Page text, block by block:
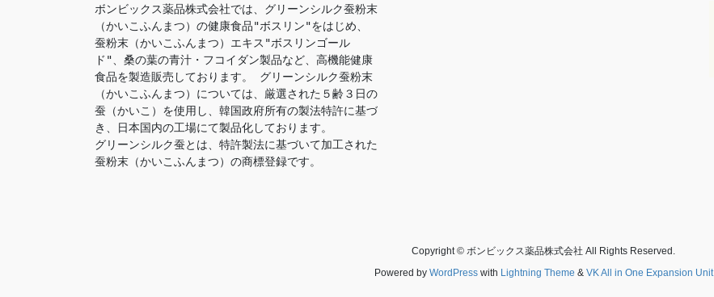
ボンビックス薬品株式会社では、グリーンシルク蚕粉末
（かいこふんまつ）の健康食品"ボスリン"をはじめ、
蚕粉末（かいこふんまつ）エキス"ボスリンゴール
ド"、桑の葉の青汁・フコイダン製品など、高機能健康
食品を製造販売しております。 グリーンシルク蚕粉末
（かいこふんまつ）については、厳選された５齢３日の
蚕（かいこ）を使用し、韓国政府所有の製法特許に基づ
き、日本国内の工場にて製品化しております。
グリーンシルク蚕とは、特許製法に基づいて加工された
蚕粉末（かいこふんまつ）の商標登録です。
Copyright © ボンビックス薬品株式会社 All Rights Reserved.
Powered by WordPresswith Lightning Theme & VK All in One Expansion Unit